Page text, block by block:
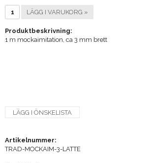
LÄGG I VARUKORG »
Produktbeskrivning:
1 m mockaimitation, ca 3 mm brett
LÄGG I ÖNSKELISTA
Artikelnummer:
TRAD-MOCKAIM-3-LATTE